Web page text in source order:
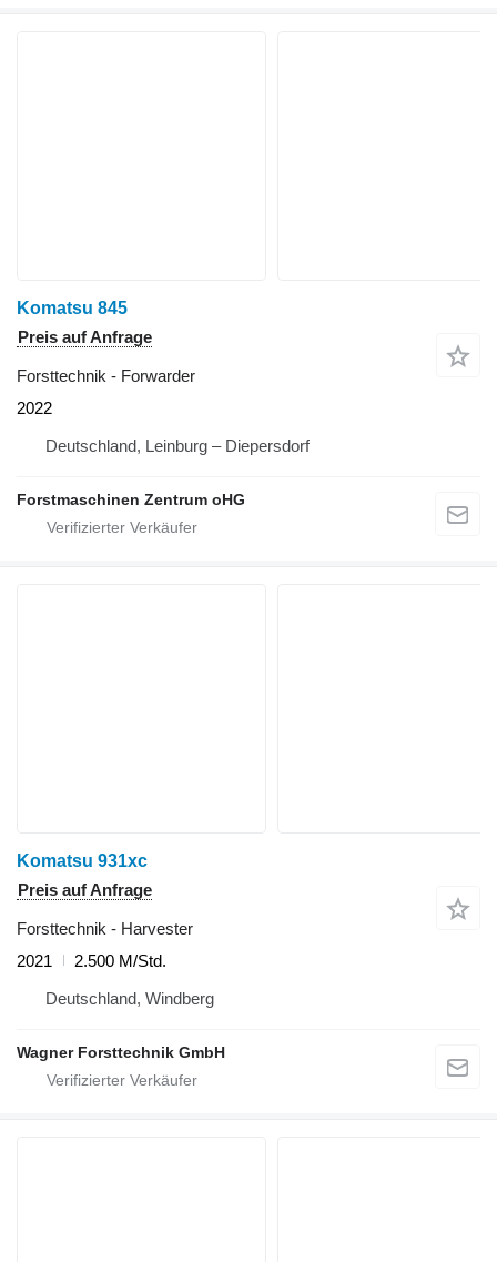
Komatsu 845
Preis auf Anfrage
Forsttechnik - Forwarder
2022
Deutschland, Leinburg – Diepersdorf
Forstmaschinen Zentrum oHG
Komatsu 931xc
Preis auf Anfrage
Forsttechnik - Harvester
2021
2.500 M/Std.
Deutschland, Windberg
Wagner Forsttechnik GmbH